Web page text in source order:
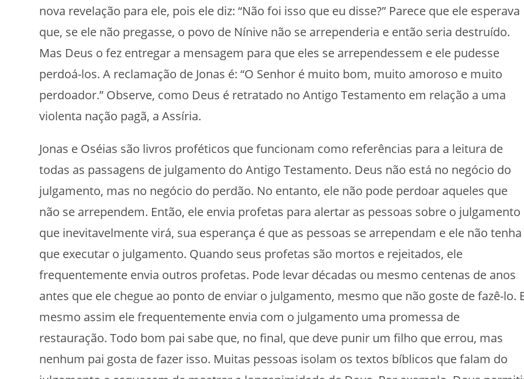
nova revelação para ele, pois ele diz: “Não foi isso que eu disse?” Parece que ele esperava
que, se ele não pregasse, o povo de Nínive não se arrependeria e então seria destruído.
Mas Deus o fez entregar a mensagem para que eles se arrependessem e ele pudesse
perdoá-los. A reclamação de Jonas é: “O Senhor é muito bom, muito amoroso e muito
perdoador.” Observe, como Deus é retratado no Antigo Testamento em relação a uma
violenta nação pagã, a Assíria.
Jonas e Oséias são livros proféticos que funcionam como referências para a leitura de
todas as passagens de julgamento do Antigo Testamento. Deus não está no negócio do
julgamento, mas no negócio do perdão. No entanto, ele não pode perdoar aqueles que
não se arrependem. Então, ele envia profetas para alertar as pessoas sobre o julgamento
que inevitavelmente virá, sua esperança é que as pessoas se arrependam e ele não tenha
que executar o julgamento. Quando seus profetas são mortos e rejeitados, ele
frequentemente envia outros profetas. Pode levar décadas ou mesmo centenas de anos
antes que ele chegue ao ponto de enviar o julgamento, mesmo que não goste de fazê-lo.
mesmo assim ele frequentemente envia com o julgamento uma promessa de
restauração. Todo bom pai sabe que, no final, que deve punir um filho que errou, mas
nenhum pai gosta de fazer isso. Muitas pessoas isolam os textos bíblicos que falam do